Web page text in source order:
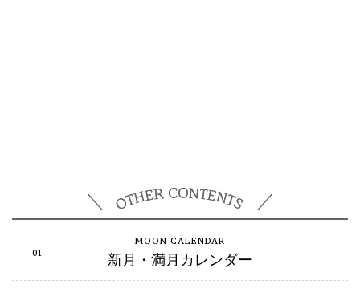
新月・満月カレンダー